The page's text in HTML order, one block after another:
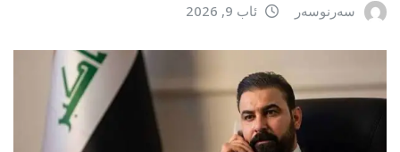
سەرنوسەر ئاب 9, 2026